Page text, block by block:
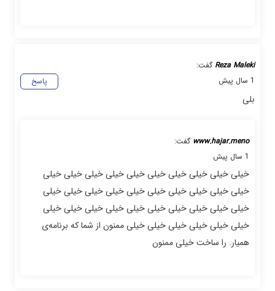
Reza Maleki گفت:
پاسخ
1 سال پیش
بلی
www.hajar.meno گفت:
1 سال پیش
خیلی خیلی خیلی خیلی خیلی خیلی خیلی خیلی خیلی خیلی
خیلی خیلی خیلی خیلی خیلی خیلی خیلی خیلی خیلی خیلی
خیلی خیلی خیلی خیلی خیلی خیلی خیلی خیلی خیلی خیلی
خیلی خیلی خیلی خیلی خیلی خیلی ممنون از شما که برنامه‌ی
همیار. را ساخت خیلی ممنون